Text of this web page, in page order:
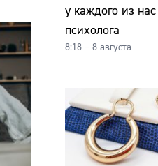
у каждого из
психолога
8:18 – 8 августа